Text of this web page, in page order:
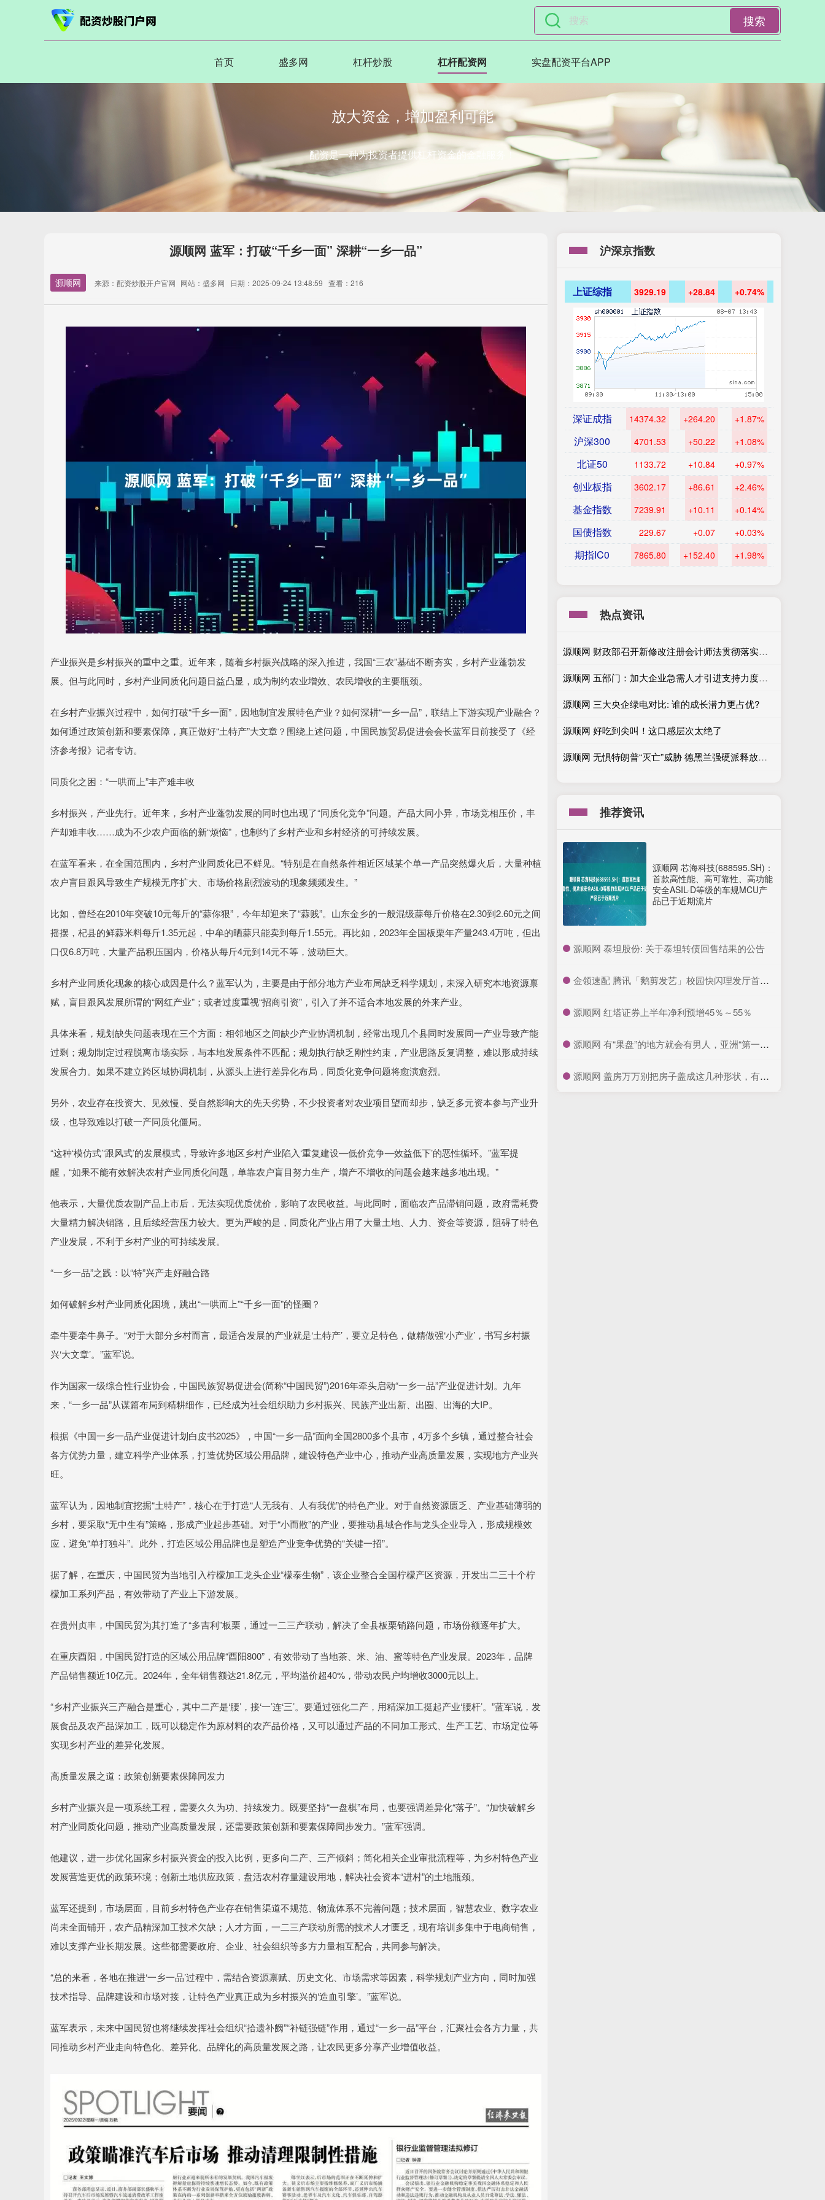
搜索
首页 盛多网 杠杆炒股 杠杆配资网 实盘配资平台APP
放大资金，增加盈利可能
配资是一种为投资者提供杠杆资金的金融服务！
源顺网 蓝军：打破“千乡一面” 深耕“一乡一品”
源顺网 来源：配资炒股开户官网 网站：盛多网 日期：2025-09-24 13:48:59 查看：216
产业振兴是乡村振兴的重中之重。近年来，随着乡村振兴战略的深入推进，我国“三农”基础不断夯实，乡村产业蓬勃发
展。但与此同时，乡村产业同质化问题日益凸显，成为制约农业增效、农民增收的主要瓶颈。
在乡村产业振兴过程中，如何打破“千乡一面”，因地制宜发展特色产业？如何深耕“一乡一品”，联结上下游实现产业融合？
如何通过政策创新和要素保障，真正做好“土特产”大文章？围绕上述问题，中国民族贸易促进会会长蓝军日前接受了《经
济参考报》记者专访。
同质化之困：“一哄而上”丰产难丰收
乡村振兴，产业先行。近年来，乡村产业蓬勃发展的同时也出现了“同质化竞争”问题。产品大同小异，市场竞相压价，丰
产却难丰收……成为不少农户面临的新“烦恼”，也制约了乡村产业和乡村经济的可持续发展。
在蓝军看来，在全国范围内，乡村产业同质化已不鲜见。“特别是在自然条件相近区域某个单一产品突然爆火后，大量种植
农户盲目跟风导致生产规模无序扩大、市场价格剧烈波动的现象频频发生。”
比如，曾经在2010年突破10元每斤的“蒜你狠”，今年却迎来了“蒜贱”。山东金乡的一般混级蒜每斤价格在2.30到2.60元之间
摇摆，杞县的鲜蒜米料每斤1.35元起，中牟的晒蒜只能卖到每斤1.55元。再比如，2023年全国板栗年产量243.4万吨，但出
口仅6.8万吨，大量产品积压国内，价格从每斤4元到14元不等，波动巨大。
乡村产业同质化现象的核心成因是什么？蓝军认为，主要是由于部分地方产业布局缺乏科学规划，未深入研究本地资源禀
赋，盲目跟风发展所谓的“网红产业”；或者过度重视“招商引资”，引入了并不适合本地发展的外来产业。
具体来看，规划缺失问题表现在三个方面：相邻地区之间缺少产业协调机制，经常出现几个县同时发展同一产业导致产能
过剩；规划制定过程脱离市场实际，与本地发展条件不匹配；规划执行缺乏刚性约束，产业思路反复调整，难以形成持续
发展合力。如果不建立跨区域协调机制，从源头上进行差异化布局，同质化竞争问题将愈演愈烈。
另外，农业存在投资大、见效慢、受自然影响大的先天劣势，不少投资者对农业项目望而却步，缺乏多元资本参与产业升
级，也导致难以打破一产同质化僵局。
“这种‘模仿式’‘跟风式’的发展模式，导致许多地区乡村产业陷入‘重复建设—低价竞争—效益低下’的恶性循环。”蓝军提
醒，“如果不能有效解决农村产业同质化问题，单靠农户盲目努力生产，增产不增收的问题会越来越多地出现。”
他表示，大量优质农副产品上市后，无法实现优质优价，影响了农民收益。与此同时，面临农产品滞销问题，政府需耗费
大量精力解决销路，且后续经营压力较大。更为严峻的是，同质化产业占用了大量土地、人力、资金等资源，阻碍了特色
产业发展，不利于乡村产业的可持续发展。
“一乡一品”之践：以“特”兴产走好融合路
如何破解乡村产业同质化困境，跳出“一哄而上”“千乡一面”的怪圈？
牵牛要牵牛鼻子。“对于大部分乡村而言，最适合发展的产业就是‘土特产’，要立足特色，做精做强‘小产业’，书写乡村振
兴‘大文章’。”蓝军说。
作为国家一级综合性行业协会，中国民族贸易促进会(简称“中国民贸”)2016年牵头启动“一乡一品”产业促进计划。九年
来，“一乡一品”从谋篇布局到精耕细作，已经成为社会组织助力乡村振兴、民族产业出新、出圈、出海的大IP。
根据《中国一乡一品产业促进计划白皮书2025》，中国“一乡一品”面向全国2800多个县市，4万多个乡镇，通过整合社会
各方优势力量，建立科学产业体系，打造优势区域公用品牌，建设特色产业中心，推动产业高质量发展，实现地方产业兴
旺。
蓝军认为，因地制宜挖掘“土特产”，核心在于打造“人无我有、人有我优”的特色产业。对于自然资源匮乏、产业基础薄弱的
乡村，要采取“无中生有”策略，形成产业起步基础。对于“小而散”的产业，要推动县域合作与龙头企业导入，形成规模效
应，避免“单打独斗”。此外，打造区域公用品牌也是塑造产业竞争优势的“关键一招”。
据了解，在重庆，中国民贸为当地引入柠檬加工龙头企业“檬泰生物”，该企业整合全国柠檬产区资源，开发出二三十个柠
檬加工系列产品，有效带动了产业上下游发展。
在贵州贞丰，中国民贸为其打造了“多吉利”板栗，通过一二三产联动，解决了全县板栗销路问题，市场份额逐年扩大。
在重庆酉阳，中国民贸打造的区域公用品牌“酉阳800”，有效带动了当地茶、米、油、蜜等特色产业发展。2023年，品牌
产品销售额近10亿元。2024年，全年销售额达21.8亿元，平均溢价超40%，带动农民户均增收3000元以上。
“乡村产业振兴三产融合是重心，其中二产是‘腰’，接‘一’连‘三’。要通过强化二产，用精深加工挺起产业‘腰杆’。”蓝军说，发
展食品及农产品深加工，既可以稳定作为原材料的农产品价格，又可以通过产品的不同加工形式、生产工艺、市场定位等
实现乡村产业的差异化发展。
高质量发展之道：政策创新要素保障同发力
乡村产业振兴是一项系统工程，需要久久为功、持续发力。既要坚持“一盘棋”布局，也要强调差异化“落子”。“加快破解乡
村产业同质化问题，推动产业高质量发展，还需要政策创新和要素保障同步发力。”蓝军强调。
他建议，进一步优化国家乡村振兴资金的投入比例，更多向二产、三产倾斜；简化相关企业审批流程等，为乡村特色产业
发展营造更优的政策环境；创新土地供应政策，盘活农村存量建设用地，解决社会资本“进村”的土地瓶颈。
蓝军还提到，市场层面，目前乡村特色产业存在销售渠道不规范、物流体系不完善问题；技术层面，智慧农业、数字农业
尚未全面铺开，农产品精深加工技术欠缺；人才方面，一二三产联动所需的技术人才匮乏，现有培训多集中于电商销售，
难以支撑产业长期发展。这些都需要政府、企业、社会组织等多方力量相互配合，共同参与解决。
“总的来看，各地在推进‘一乡一品’过程中，需结合资源禀赋、历史文化、市场需求等因素，科学规划产业方向，同时加强
技术指导、品牌建设和市场对接，让特色产业真正成为乡村振兴的‘造血引擎’。”蓝军说。
蓝军表示，未来中国民贸也将继续发挥社会组织“拾遗补阙”“补链强链”作用，通过“一乡一品”平台，汇聚社会各方力量，共
同推动乡村产业走向特色化、差异化、品牌化的高质量发展之路，让农民更多分享产业增值收益。
沪深京指数
上证综指 3929.19 +28.84 +0.74%
深证成指 14374.32 +264.20 +1.87%
沪深300 4701.53 +50.22 +1.08%
北证50 1133.72 +10.84 +0.97%
创业板指 3602.17 +86.61 +2.46%
基金指数 7239.91 +10.11 +0.14%
国债指数 229.67 +0.07 +0.03%
期指IC0 7865.80 +152.40 +1.98%
热点资讯
源顺网 财政部召开新修改注册会计师法贯彻落实座谈会
源顺网 五部门：加大企业急需人才引进支持力度，健全中小企业人才激励机制
源顺网 三大央企绿电对比: 谁的成长潜力更占优?
源顺网 好吃到尖叫！这口感层次太绝了
源顺网 无惧特朗普“灭亡”威胁 德黑兰强硬派释放长期多线作战意愿
推荐资讯
源顺网 芯海科技(688595.SH)：
首款高性能、高可靠性、高功能
安全ASIL-D等级的车规MCU产
品已于近期流片
​源顺网 泰坦股份: 关于泰坦转债回售结果的公告
​金领速配 腾讯「鹅剪发艺」校园快闪理发厅首站在北京大学,助力毕业季学子“理”出新形象,闪耀启航就业路
​源顺网 红塔证券上半年净利预增45％～55％
​源顺网 有“果盘”的地方就会有男人，亚洲“第一嗨场”新东泰覆灭记_卢新_工作_黑社会
​源顺网 盖房万万别把房子盖成这几种形状，有钱人都知道，当心越住越穷_空间_采光_圆形